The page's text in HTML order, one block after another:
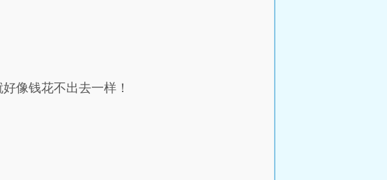
像钱花不出去一样！